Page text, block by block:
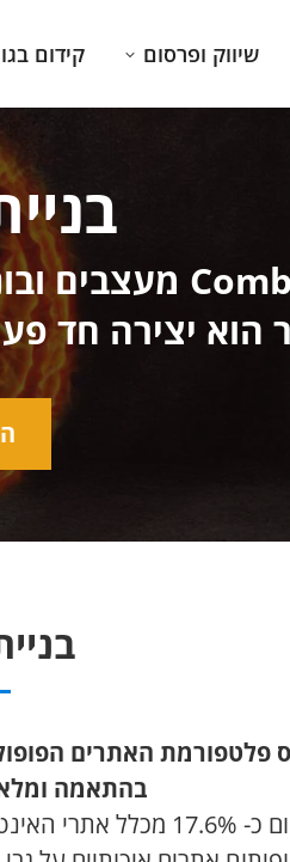
שיווק ופרסום קידום
הוא יצירה חד
פלטפורמת האתרים
בהתאמה
מהווה כיום כ-